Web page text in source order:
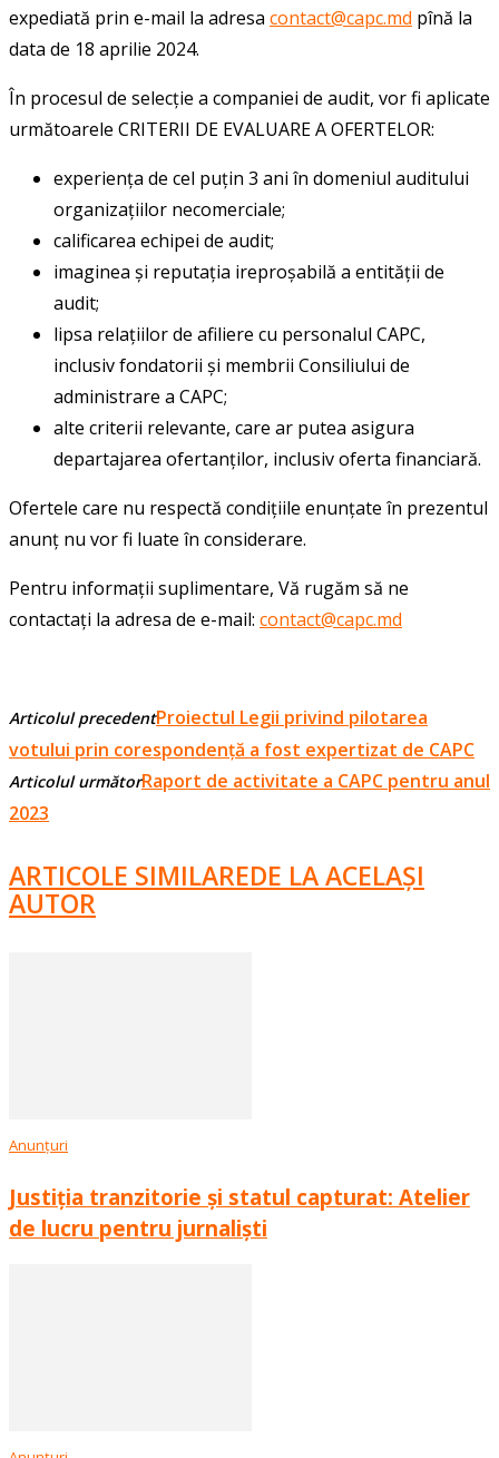
expediată prin e-mail la adresa contact@capc.md pînă la
data de 18 aprilie 2024.
În procesul de selecție a companiei de audit, vor fi aplicate
următoarele CRITERII DE EVALUARE A OFERTELOR:
experiența de cel puțin 3 ani în domeniul auditului
organizațiilor necomerciale;
calificarea echipei de audit;
imaginea și reputația ireproșabilă a entității de
audit;
lipsa relațiilor de afiliere cu personalul CAPC,
inclusiv fondatorii și membrii Consiliului de
administrare a CAPC;
alte criterii relevante, care ar putea asigura
departajarea ofertanților, inclusiv oferta financiară.
Ofertele care nu respectă condițiile enunțate în prezentul
anunț nu vor fi luate în considerare.
Pentru informații suplimentare, Vă rugăm să ne
contactați la adresa de e-mail: contact@capc.md
Articolul precedentProiectul Legii privind pilotarea
votului prin corespondență a fost expertizat de CAPC
Articolul următorRaport de activitate a CAPC pentru anul
2023
ARTICOLE SIMILAREDE LA ACELAȘI
AUTOR
Anunțuri
Justiția tranzitorie și statul capturat: Atelier
de lucru pentru jurnaliști